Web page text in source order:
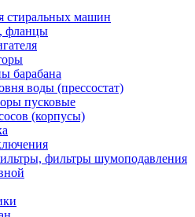
стиральных машин
фланцы
барабана
воды (прессостат)
пусковые
(корпусы)
фильтры шумоподавления